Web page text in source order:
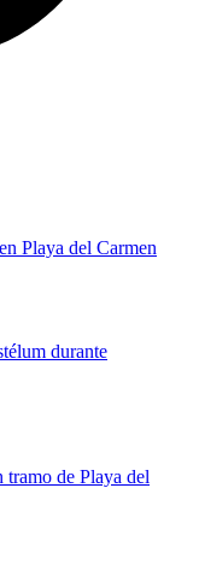
Playa del Carmen
durante
tramo de Playa del